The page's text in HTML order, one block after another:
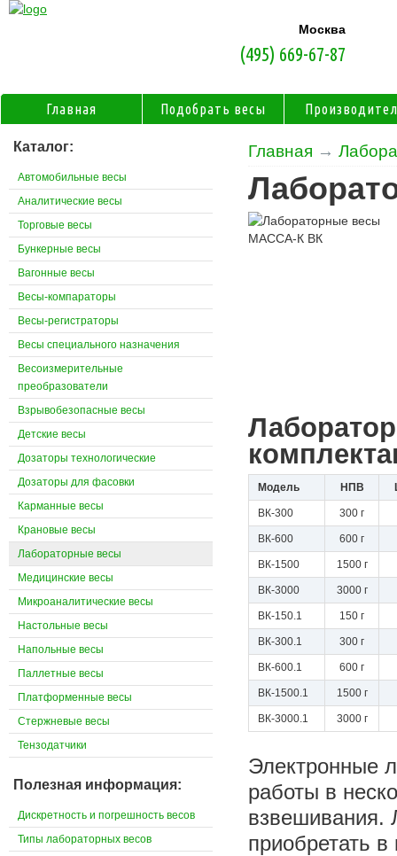
Главная →
Модель НПВ
ВК-300 300 г
ВК-600 600 г
ВК-1500 1500 г
ВК-3000 3000 г
ВК-150.1 150 г
ВК-300.1 300 г
ВК-600.1 600 г
ВК-1500.1 1500 г
ВК-3000.1 3000 г
Электронные
работы в
взвешивания.
приобретать
Каталог:
Автомобильные весы
Аналитические весы
Торговые весы
Бункерные весы
Вагонные весы
Весы-компараторы
Весы-регистраторы
Весы специального назначения
Весоизмерительные
преобразователи
Взрывобезопасные весы
Детские весы
Дозаторы технологические
Дозаторы для фасовки
Карманные весы
Крановые весы
Лабораторные весы
Медицинские весы
Микроаналитические весы
Настольные весы
Напольные весы
Паллетные весы
Платформенные весы
Стержневые весы
Тензодатчики
Полезная информация:
Дискретность и погрешность весов
Типы лабораторных весов
Москва
(495) 669-67-87
Главная Подобрать весы